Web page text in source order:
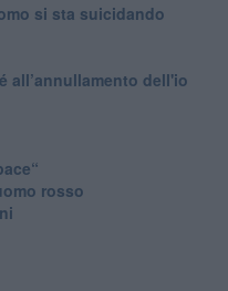
si sta suicidando
all’annullamento dell'io
rosso